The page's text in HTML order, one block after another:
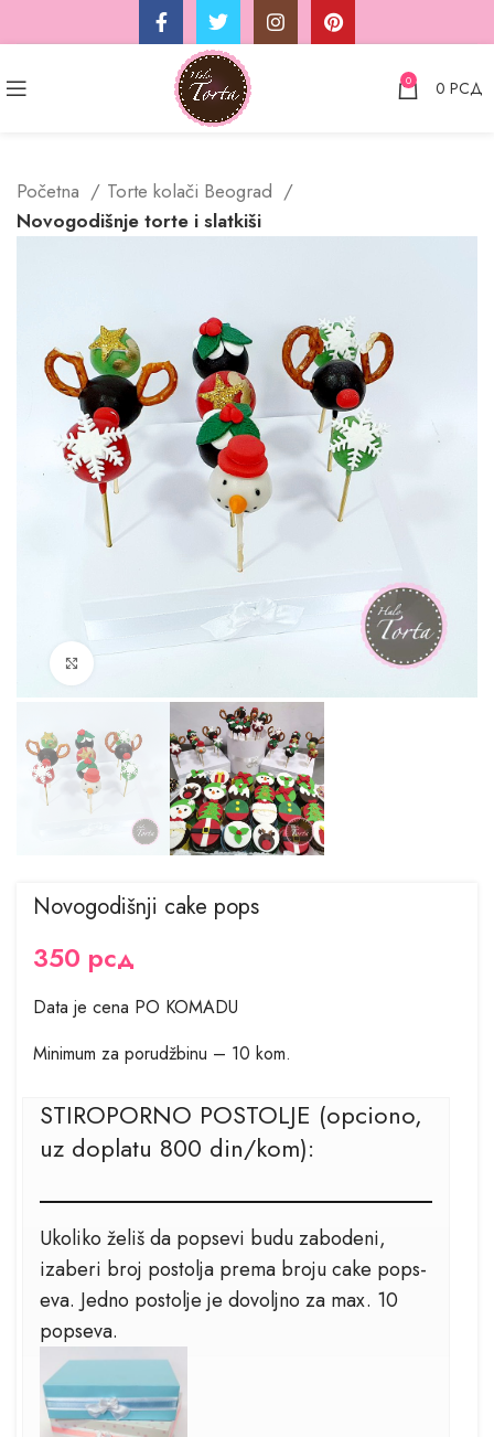
0 0 РСД
Početna
Torte kolači Beograd
Novogodišnje torte i slatkiši
Novogodišnji cake pops
350 рсд
Data je cena PO KOMADU
Minimum za porudžbinu – 10 kom.
STIROPORNO POSTOLJE (opciono,
uz doplatu 800 din/kom):
Ukoliko želiš da popsevi budu zabodeni,
izaberi broj postolja prema broju cake pops-
eva. Jedno postolje je dovoljno za max. 10
popseva.